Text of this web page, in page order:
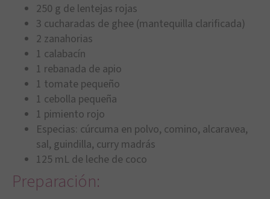
250 g de lentejas rojas
3 cucharadas de ghee (mantequilla clarificada)
2 zanahorias
1 calabacín
1 rebanada de apio
1 tomate pequeño
1 cebolla pequeña
1 pimiento rojo
Especias: cúrcuma en polvo, comino, alcaravea,
sal, guindilla, curry madrás
125 mL de leche de coco
Preparación: